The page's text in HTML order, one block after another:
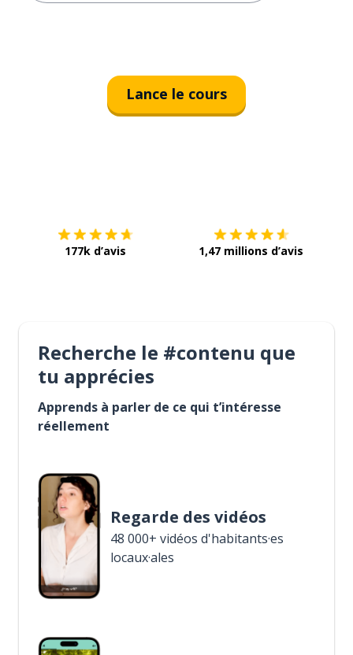
Lance le cours
177k d’avis 1,47 millions d’avis
Recherche le #contenu que
tu apprécies
Apprends à parler de ce qui t’intéresse
réellement
Regarde des vidéos
48 000+ vidéos d'habitants·es
locaux·ales